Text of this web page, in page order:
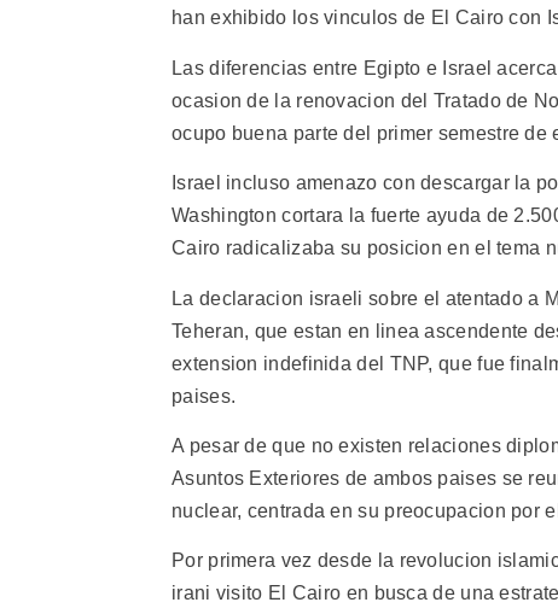
han exhibido los vinculos de El Cairo con
Las diferencias entre Egipto e Israel
ocasion de la renovacion del Tratado de
ocupo buena parte del primer semestre de
Israel incluso amenazo con descargar la
Washington cortara la fuerte ayuda de
Cairo radicalizaba su posicion en el tema
La declaracion israeli sobre el atentado a
Teheran, que estan en linea ascendente
extension indefinida del TNP, que fue
paises.
A pesar de que no existen relaciones
Asuntos Exteriores de ambos paises se
nuclear, centrada en su preocupacion por
Por primera vez desde la revolucion
irani visito El Cairo en busca de una